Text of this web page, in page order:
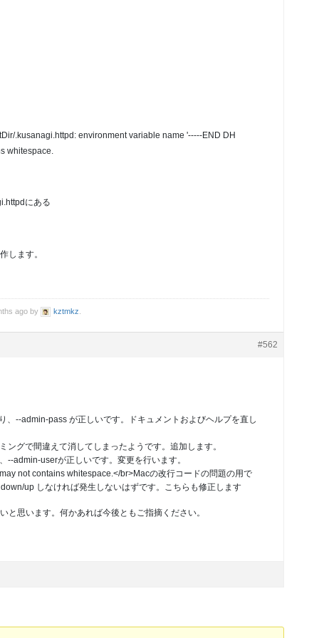
.kusanagi.httpd: environment variable name '-----END DH
whitespace.
にある
します。
ago by kztmkz
#562
、--admin-pass が正しいです。ドキュメントおよびヘルプを直し
ングで間違えて消してしまったようです。追加します。
--admin-userが正しいです。変更を行います。
not contains whitespace.</br>Macの改行コードの問題の用で
up しなければ発生しないはずです。こちらも修正します
と思います。何かあれば今後ともご指摘ください。